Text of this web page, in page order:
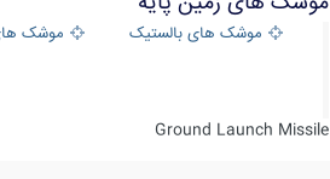
موشک های بالستیک موشک
Ground Launch Missile